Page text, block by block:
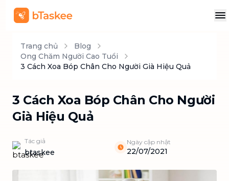
Trang chủ
Blog
Ong Chăm Người Cao Tuổi
3 Cách Xoa Bóp Chân Cho Người Già Hiệu Quả
3 Cách Xoa Bóp Chân Cho Người
Già Hiệu Quả
Tác giả
btaskee
Ngày cập nhật
22/07/2021